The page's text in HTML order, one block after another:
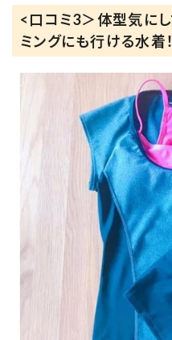
<口コミ3＞体型気に
ミングにも行ける水着！